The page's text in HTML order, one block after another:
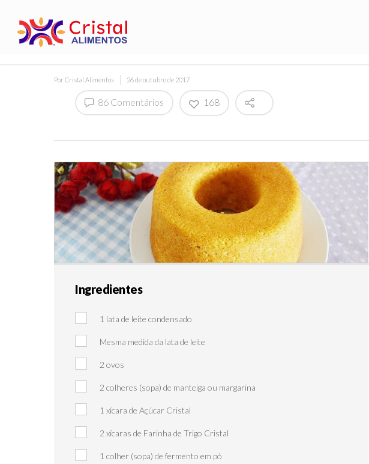
PorCristal Alimentos 26 de outubro de 2017
86 Comentários 168
Ingredientes
1 lata de leite condensado
Mesma medida da lata de leite
2 ovos
2 colheres (sopa) de manteiga ou margarina
1 xícara de Açúcar Cristal
2 xícaras de Farinha de Trigo Cristal
1 colher (sopa) de fermento em pó